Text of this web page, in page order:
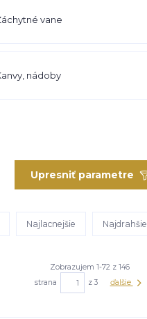
vane
nádoby
Upresniť parametre
Najlacnejšie Najdrahšie
Zobrazujem 1-72 z 146
strana
z 3 ďalšie